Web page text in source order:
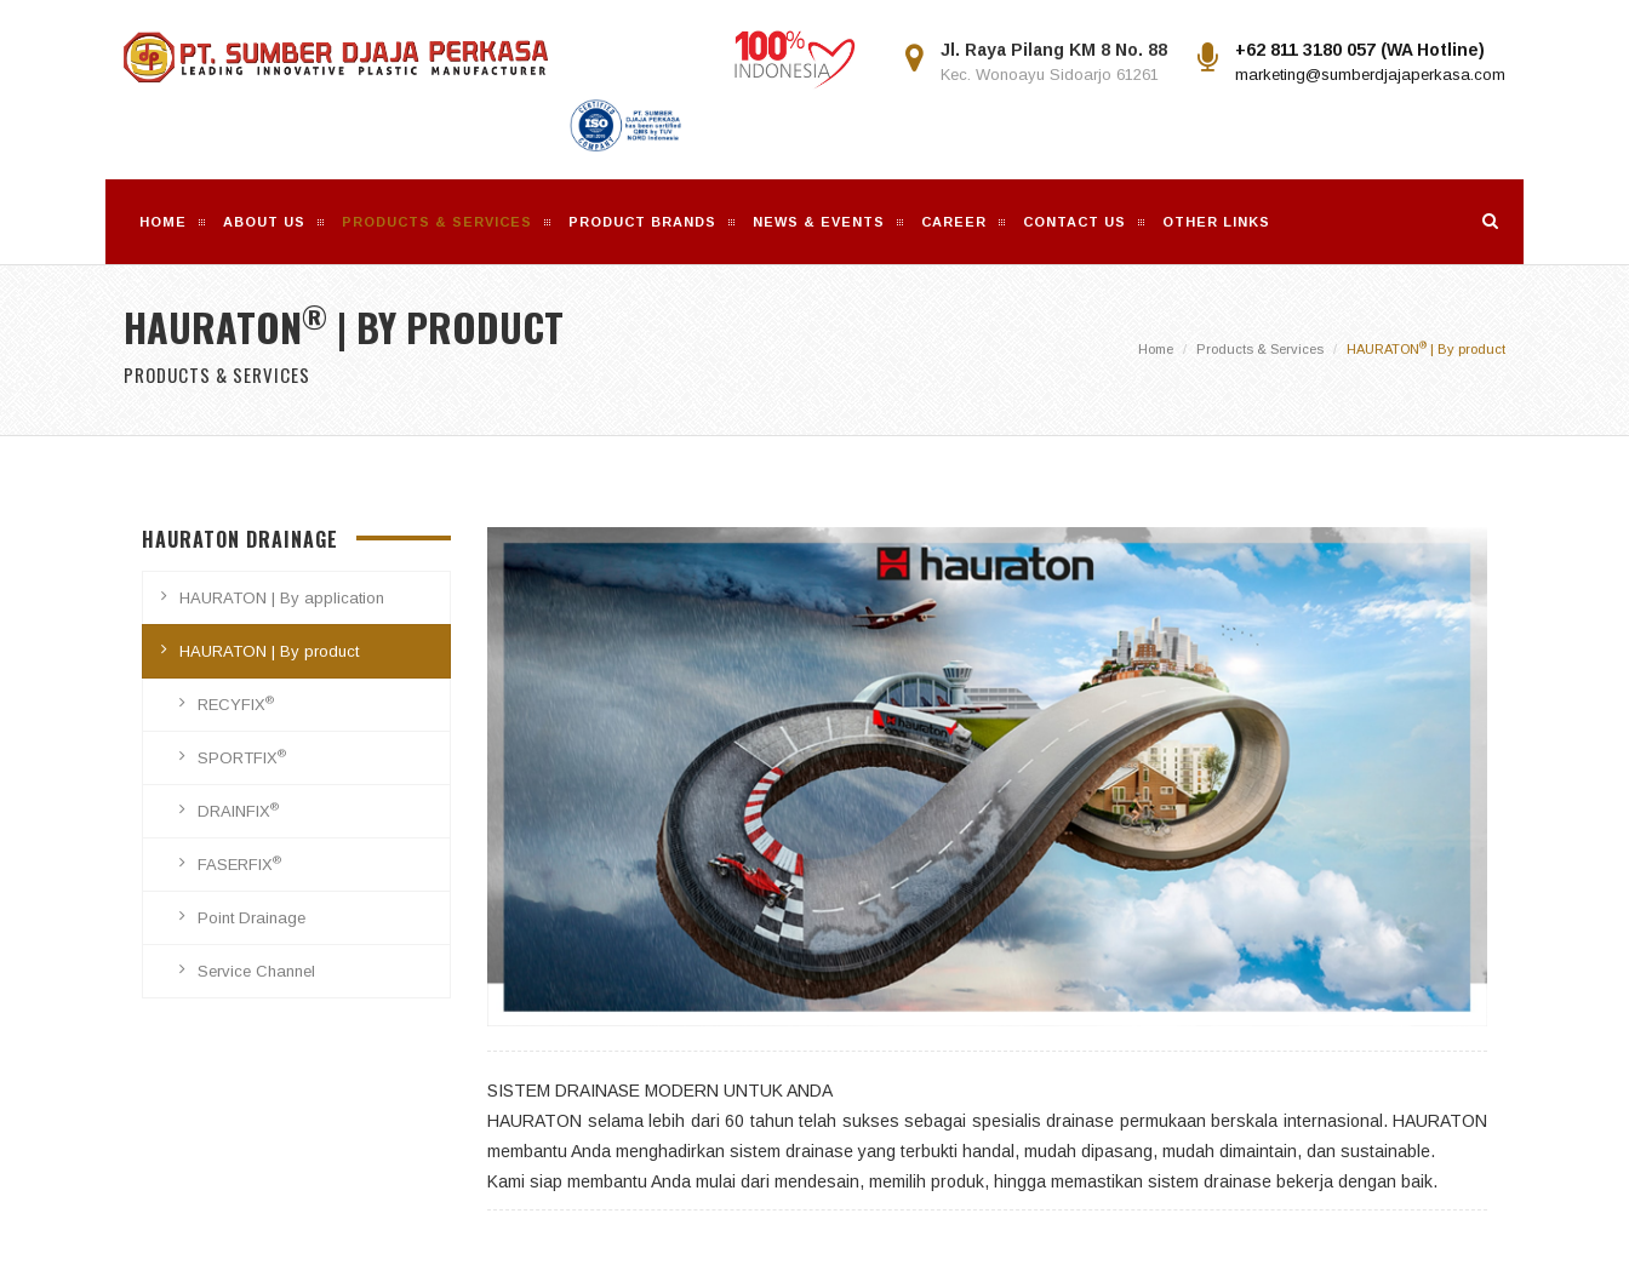
+62 811 3180 057 (WA Hotline)
marketing@sumberdjajaperkasa.com
Jl. Raya Pilang KM 8 No. 88
Kec. Wonoayu Sidoarjo 61261
HOME ABOUT US PRODUCTS & SERVICES PRODUCT BRANDS NEWS & EVENTS CAREER CONTACT US OTHER LINKS
HAURATON® | BY PRODUCT
PRODUCTS & SERVICES
Home Products & Services HAURATON® | By product
SISTEM DRAINASE MODERN UNTUK ANDA
HAURATON selama lebih dari 60 tahun telah sukses sebagai spesialis drainase permukaan berskala internasional. HAURATON
membantu Anda menghadirkan sistem drainase yang terbukti handal, mudah dipasang, mudah dimaintain, dan sustainable.
Kami siap membantu Anda mulai dari mendesain, memilih produk, hingga memastikan sistem drainase bekerja dengan baik.
HAURATON DRAINAGE
HAURATON | By application
HAURATON | By product
RECYFIX®
SPORTFIX®
DRAINFIX®
FASERFIX®
Point Drainage
Service Channel